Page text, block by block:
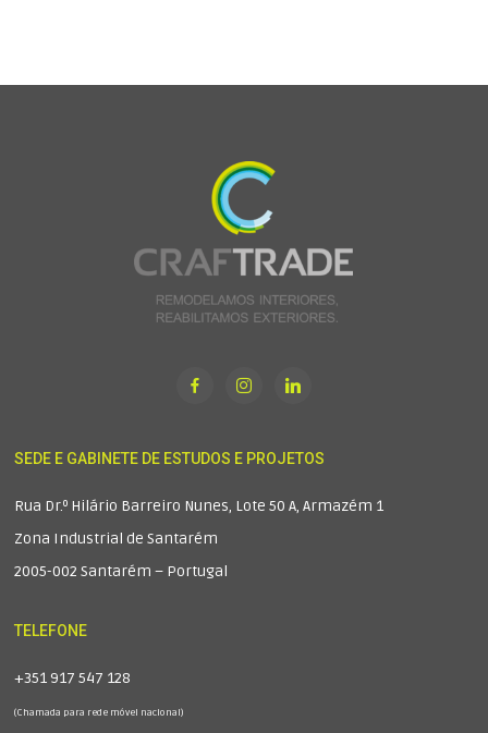
SEDE E GABINETE DE ESTUDOS E PROJETOS
Rua Dr.º Hilário Barreiro Nunes, Lote 50 A, Armazém 1
Zona Industrial de Santarém
2005-002 Santarém – Portugal
TELEFONE
+351 917 547 128
(Chamada para rede móvel nacional)